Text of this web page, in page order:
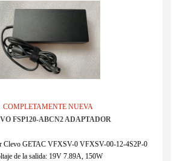
COMPLETAMENTE NUEVA
FSP120-ABCN2 ADAPTADOR
Clevo GETAC VFXSV-0 VFXSV-00-12-4S2P-0
de la salida: 19V 7.89A, 150W